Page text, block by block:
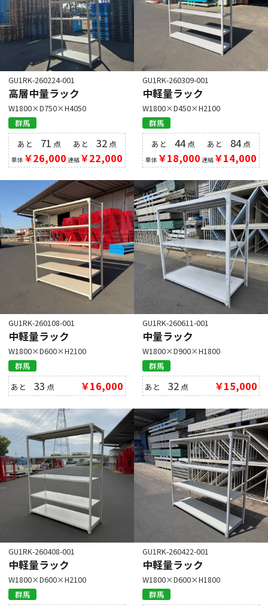
GU1RK-260224-001
高層中量ラック
W1800×D750×H4050
群馬
あと 71 点
単体 ￥26,000
あと32 点
連結￥22,000
GU1RK-260309-001
中軽量ラック
W1800×D450×H2100
群馬
あと 44点
単体 ￥18,000
あと 84点
連結￥14,000
GU1RK-260108-001
中軽量ラック
W1800×D600×H2100
群馬
あと33 点 ￥16,000
GU1RK-260611-001
中量ラック
W1800×D900×H1800
群馬
あと32 点 ￥15,000
GU1RK-260408-001
中軽量ラック
W1800×D600×H2100
群馬
GU1RK-260422-001
中軽量ラック
W1800×D600×H1800
群馬